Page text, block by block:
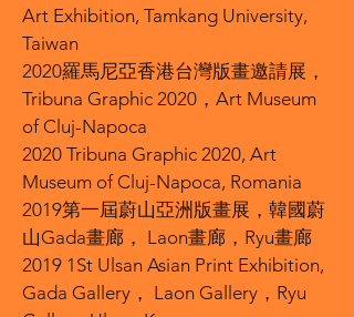
Art Exhibition, Tamkang University,
Taiwan
2020羅馬尼亞香港台灣版畫邀請展，
Tribuna Graphic 2020，Art Museum
of Cluj-Napoca
2020 Tribuna Graphic 2020, Art
Museum of Cluj-Napoca, Romania
2019第一屆蔚山亞洲版畫展，韓國蔚
山Gada畫廊， Laon畫廊，Ryu畫廊
2019 1St Ulsan Asian Print Exhibition,
Gada Gallery， Laon Gallery，Ryu